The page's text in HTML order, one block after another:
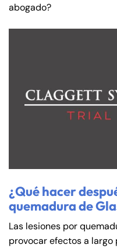
abogado?
¿Qué hacer
quemadura de
Las lesiones por
provocar efectos a largo